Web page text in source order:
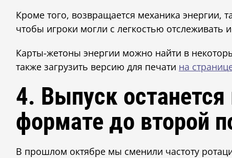
Кроме того, возвращается механика энергии,
чтобы игроки могли с легкостью отслеживать
Карты-жетоны энергии можно найти в
также загрузить версию для печати на
4. Выпуск
формате до второй
В прошлом октябре мы сменили частоту